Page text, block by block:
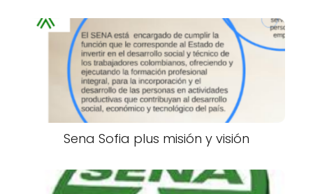
Sena Sofia plus misión y visión